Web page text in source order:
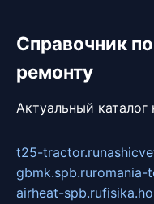
Справочник
ремонту
Актуальный
t25-tractor.ru
gbmk.spb.ruromania-
airheat-spb.ru